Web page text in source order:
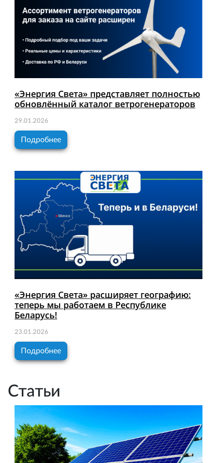
«Энергия Света» представляет полностью
обновлённый каталог ветрогенераторов
29.01.2026
Подробнее
«Энергия Света» расширяет географию:
теперь мы работаем в Республике
Беларусь!
23.01.2026
Подробнее
Статьи